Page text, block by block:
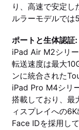
り、高速で安定
ルラーモデルでは
ポートと生体認証:
iPad Air M2シリ
転送速度は最大
ンに統合された
iPad Pro M4シリ
搭載しており、最
ィスプレイへの
Face IDを採用して